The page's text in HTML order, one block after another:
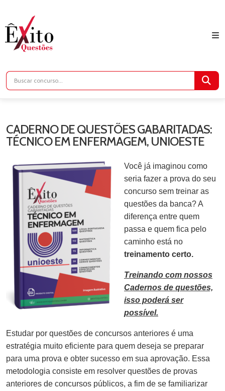
CADERNO DE QUESTÕES GABARITADAS:
TÉCNICO EM ENFERMAGEM, UNIOESTE
Você já imaginou como
seria fazer a prova do seu
concurso sem treinar as
questões da banca? A
diferença entre quem
passa e quem fica pelo
caminho está no
treinamento certo.
Treinando com nossos
Cadernos de questões,
isso poderá ser
possível.
Estudar por questões de concursos anteriores é uma
estratégia muito eficiente para quem deseja se preparar
para uma prova e obter sucesso em sua aprovação. Essa
metodologia consiste em resolver questões de provas
anteriores de concursos públicos, a fim de se familiarizar